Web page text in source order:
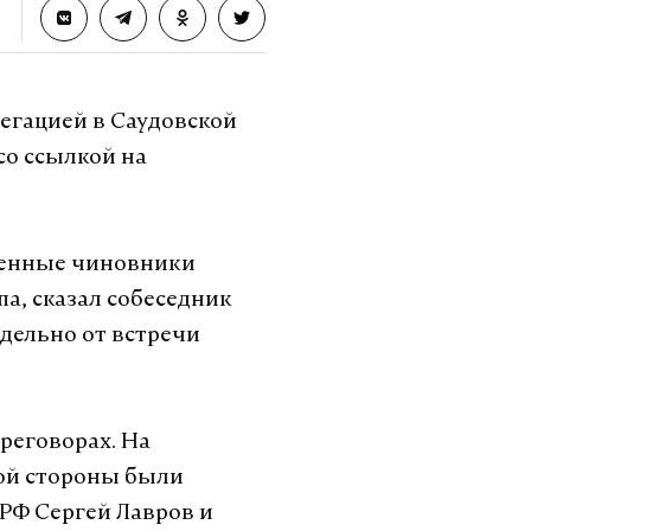
в Саудовской
ссылкой на
чиновники
сказал собеседник
от встречи
На
стороны были
Сергей Лавров и